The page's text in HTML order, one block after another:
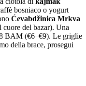
bosniaco o yogurt
Ćevabdžinica Mrkva
del bazar). Una
BAM (€6–€9). Le griglie
della brace, prosegui